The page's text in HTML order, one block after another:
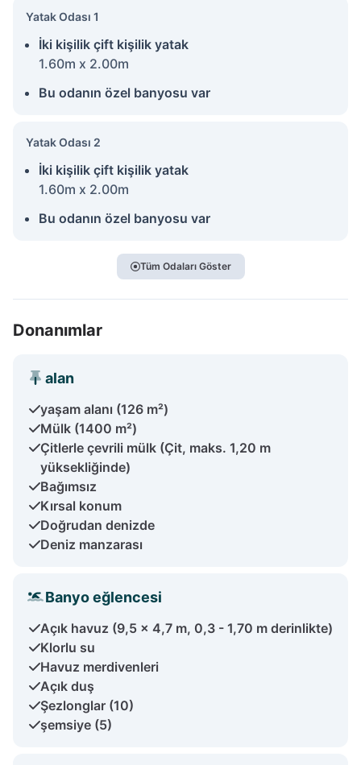
Yatak Odası 1
İki kişilik çift kişilik yatak
1.60m x 2.00m
Bu odanın özel banyosu var
Yatak Odası 2
İki kişilik çift kişilik yatak
1.60m x 2.00m
Bu odanın özel banyosu var
Tüm Odaları Göster
Donanımlar
alan
yaşam alanı (126 m²)
Mülk (1400 m²)
Çitlerle çevrili mülk (Çit, maks. 1,20 m
yüksekliğinde)
Bağımsız
Kırsal konum
Doğrudan denizde
Deniz manzarası
Banyo eğlencesi
Açık havuz (9,5 x 4,7 m, 0,3 - 1,70 m derinlikte)
Klorlu su
Havuz merdivenleri
Açık duş
Şezlonglar (10)
şemsiye (5)